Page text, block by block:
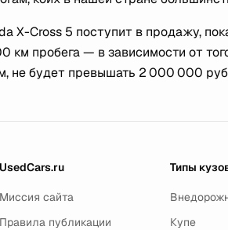
X-Cross 5 поступит в продажу,
км пробега — в зависимости от
не будет превышать 2 000 000
UsedCars.ru
Миссия сайта
Правила публикации
Типы
Купе